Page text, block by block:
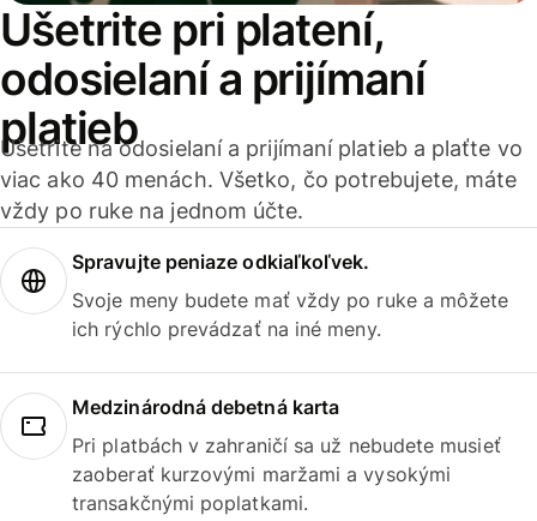
Ušetrite pri platení,
odosielaní a prijímaní
platieb
Ušetrite na odosielaní a prijímaní platieb a plaťte vo
viac ako 40 menách. Všetko, čo potrebujete, máte
vždy po ruke na jednom účte.
Spravujte peniaze odkiaľkoľvek.
Svoje meny budete mať vždy po ruke a môžete
ich rýchlo prevádzať na iné meny.
Medzinárodná debetná karta
Pri platbách v zahraničí sa už nebudete musieť
zaoberať kurzovými maržami a vysokými
transakčnými poplatkami.